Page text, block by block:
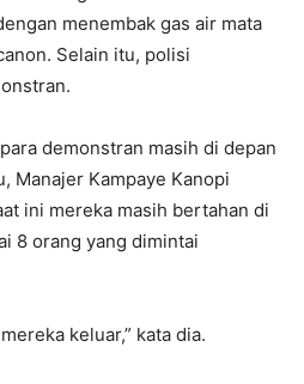
menembak gas air mata
Selain itu, polisi
demonstran masih di depan
Manajer Kampaye Kanopi
ini mereka masih bertahan di
8 orang yang dimintai
keluar,” kata dia.